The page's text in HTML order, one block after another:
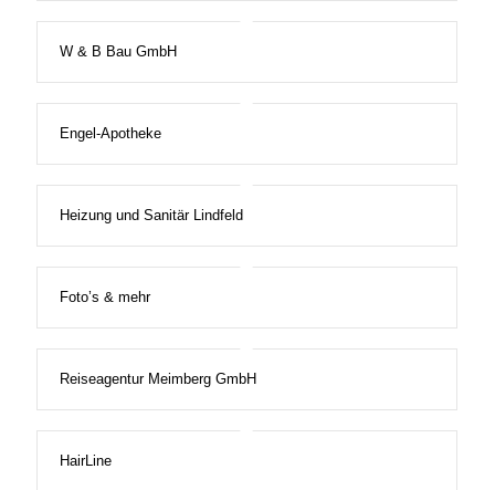
W & B Bau GmbH
Engel-Apotheke
Heizung und Sanitär Lindfeld
Foto’s & mehr
Reiseagentur Meimberg GmbH
HairLine